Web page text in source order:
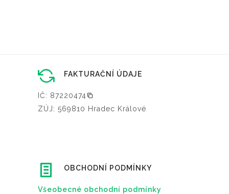
FAKTURAČNÍ ÚDAJE
IČ: 87220474
ZÚJ: 569810 Hradec Králové
OBCHODNÍ PODMÍNKY
Všeobecné obchodní podmínky